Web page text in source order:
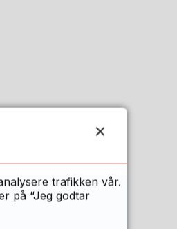
trafikken vår.
på “Jeg godtar